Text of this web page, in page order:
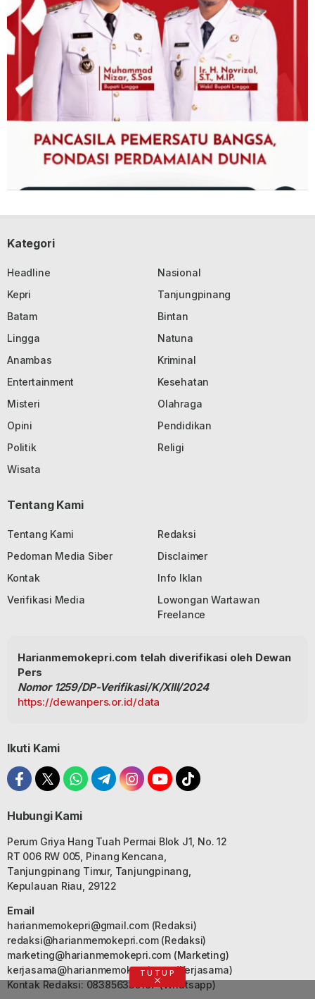
Kategori
Headline
Nasional
Kepri
Tanjungpinang
Batam
Bintan
Lingga
Natuna
Anambas
Kriminal
Entertainment
Kesehatan
Misteri
Olahraga
Opini
Pendidikan
Politik
Religi
Wisata
Tentang Kami
Tentang Kami
Redaksi
Pedoman Media Siber
Disclaimer
Kontak
Info Iklan
Verifikasi Media
Lowongan Wartawan
Freelance
Harianmemokepri.com telah diverifikasi oleh Dewan
Pers
Nomor 1259/DP-Verifikasi/K/XIII/2024
https://dewanpers.or.id/data
Ikuti Kami
Hubungi Kami
Perum Griya Hang Tuah Permai Blok J1, No. 12
RT 006 RW 005, Pinang Kencana,
Tanjungpinang Timur, Tanjungpinang,
Kepulauan Riau, 29122
Email
harianmemokepri@gmail.com(Redaksi)
redaksi@harianmemokepri.com(Redaksi)
marketing@harianmemokepri.com(Marketing)
kerjasama@harianmemokepri.com(Kerjasama)
Kontak Redaksi: 083856335187 (Whatsapp)
TUTUP